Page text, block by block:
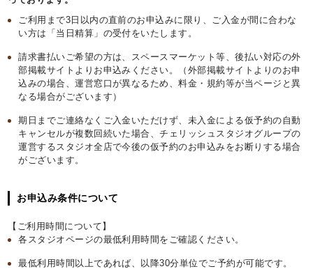
ご利用まで3日以内の直前のお申込みに限り、ご入金が間に合わな
い方は「当日精算」の受付をいたします。
請求書払いご希望の方は、スペースマーケット等、後払い対応の外
部掲載サイトよりお申込みください。（外部掲載サイトよりのお申
込みの場合、運営窓口が異なるため、料金・規約等が当ページと異
なる場合がございます）
期日までご連絡なくご入金いただけず、未入金による仮予約の自動
キャンセルが複数回続いた場合、チェリッシュスタジオグループの
運営するスタジオ全店で今後の仮予約のお申込みをお断りする場合
がございます。
お申込み条件について
【ご利用時間について】
各スタジオページの最低利用時間をご確認ください。
最低利用時間以上であれば、以降30分単位でご予約が可能です。